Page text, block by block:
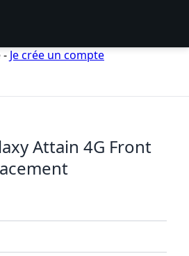
- Je crée un compte
Attain 4G Front